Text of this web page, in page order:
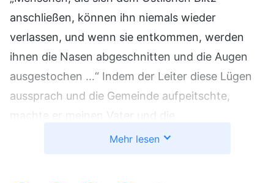
anschließen, können ihn niemals wieder
verlassen, und wenn sie entkommen, werden
ihnen die Nasen abgeschnitten und die Augen
ausgestochen …“ Indem der Leiter diese Lügen
aussprach und die Gemeinde aufpeitschte,
machte er meinen Vater und die
Schwiegermutter meiner Schwester noch
Mehr lesen